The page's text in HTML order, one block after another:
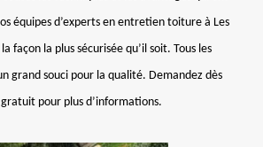
équipes d’experts en entretien toiture à Les
façon la plus sécurisée qu’il soit. Tous les
grand souci pour la qualité. Demandez dès
pour plus d’informations.